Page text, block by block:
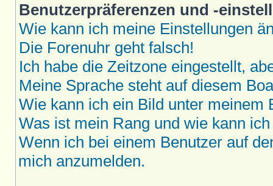
Benutzerpräferenzen und -
Wie kann ich meine Einstellungen
Die Forenuhr geht falsch!
Ich habe die Zeitzone eingestellt,
Meine Sprache steht auf diesem
Wie kann ich ein Bild unter meinem
Was ist mein Rang und wie kann
Wenn ich bei einem Benutzer auf
mich anzumelden.